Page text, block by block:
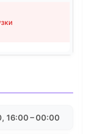
16:00 – 00:00